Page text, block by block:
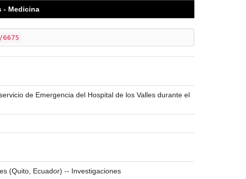
- Medicina
de Emergencia del Hospital de los Valles durante el
(Quito, Ecuador) -- Investigaciones